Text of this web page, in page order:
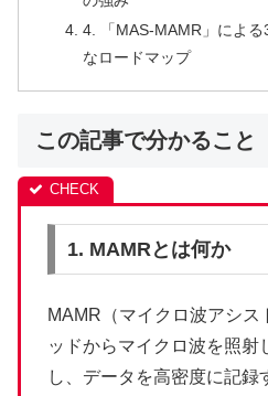
4. 「MAS-MAMR」によ
なロードマップ
この記事で分かること
1. MAMRとは何か
MAMR（マイクロ波アシ
ッドからマイクロ波を照射
し、データを高密度に記録